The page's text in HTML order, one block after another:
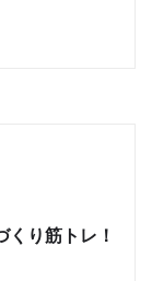
り筋トレ！